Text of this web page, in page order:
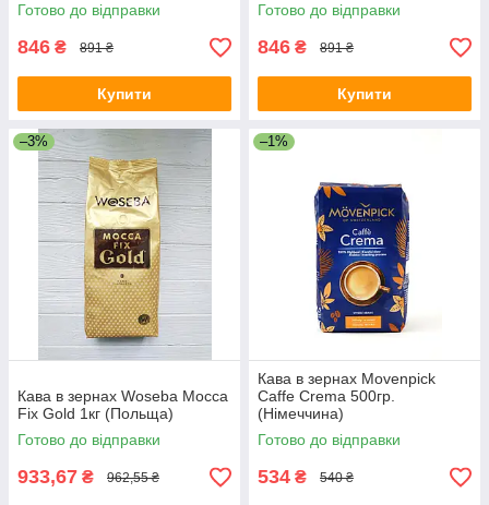
Готово до відправки
846 ₴ 891 ₴
Купити
Готово до відправки
846 ₴ 891 ₴
Купити
–3%
Кава в зернах Woseba Mocca
Fix Gold 1кг (Польща)
Готово до відправки
933,67 ₴ 962,55 ₴
–1%
Кава в зернах Movenpick
Caffe Crema 500гр.
(Німеччина)
Готово до відправки
534 ₴ 540 ₴